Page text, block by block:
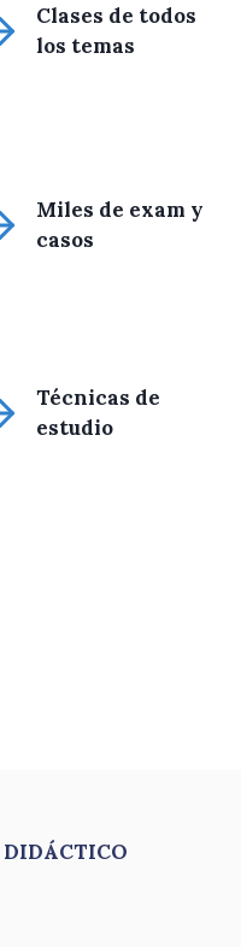
Clases de todos
los temas
Miles de exam y
casos
Técnicas de
estudio